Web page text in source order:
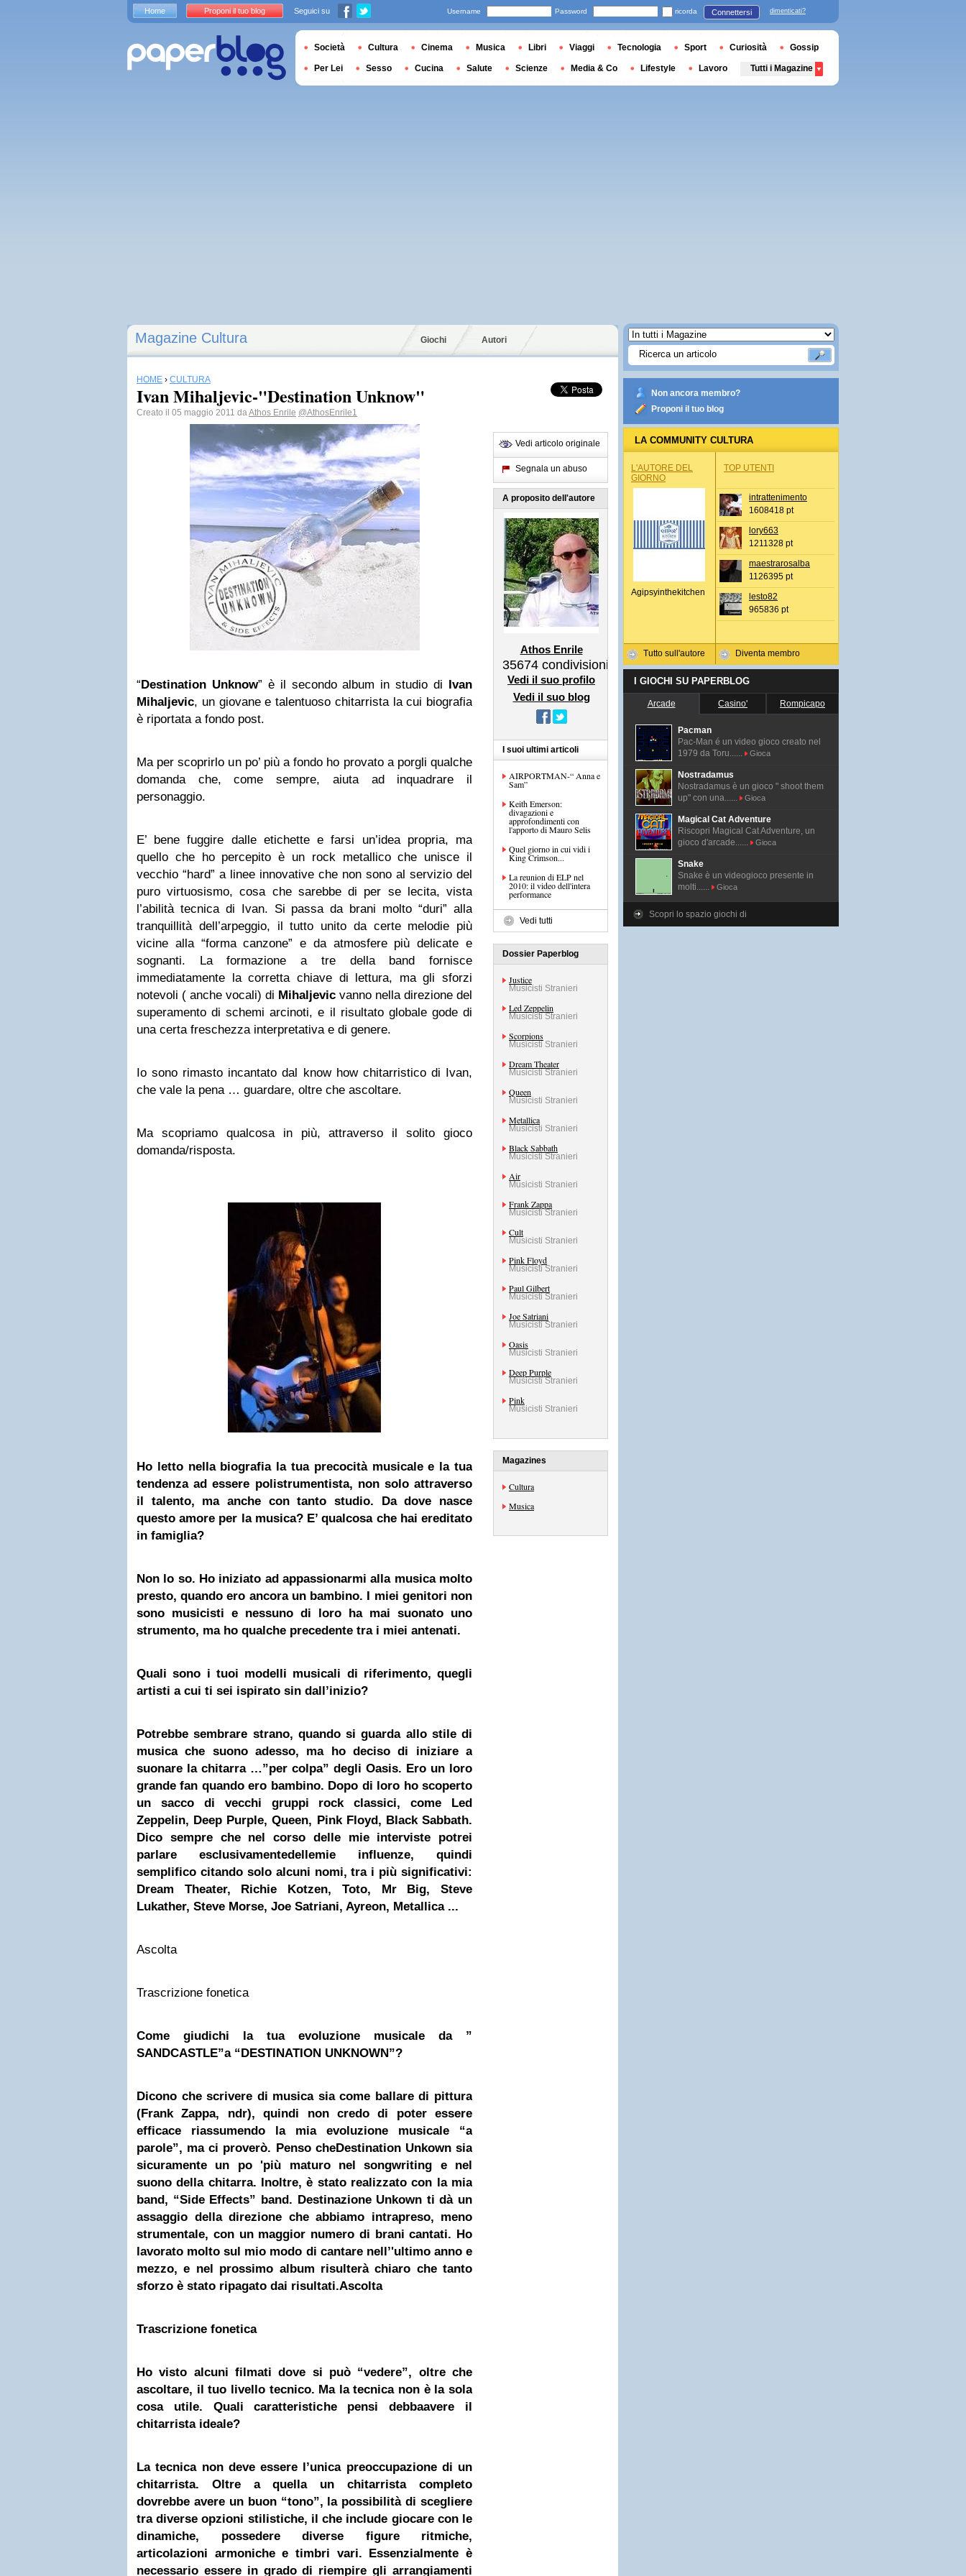
Magazine Cultura Giochi Autori
HOME › CULTURA
Ivan Mihaljevic-"Destination Unknow"
Creato il 05 maggio 2011 daAthos Enrile @AthosEnrile1
“Destination Unknow” è il secondo album in studio di Ivan
Mihaljevic, un giovane e talentuoso chitarrista la cui biografia
è riportata a fondo post.
Ma per scoprirlo un po’ più a fondo ho provato a porgli qualche
domanda che, come sempre, aiuta ad inquadrare il
personaggio.
E’ bene fuggire dalle etichette e farsi un’idea propria, ma
quello che ho percepito è un rock metallico che unisce il
vecchio “hard” a linee innovative che non sono al servizio del
puro virtuosismo, cosa che sarebbe di per se lecita, vista
l’abilità tecnica di Ivan. Si passa da brani molto “duri” alla
tranquillità dell’arpeggio, il tutto unito da certe melodie più
vicine alla “forma canzone” e da atmosfere più delicate e
sognanti. La formazione a tre della band fornisce
immediatamente la corretta chiave di lettura, ma gli sforzi
notevoli ( anche vocali) di Mihaljevic vanno nella direzione del
superamento di schemi arcinoti, e il risultato globale gode di
una certa freschezza interpretativa e di genere.
Io sono rimasto incantato dal know how chitarristico di Ivan,
che vale la pena … guardare, oltre che ascoltare.
Ma scopriamo qualcosa in più, attraverso il solito gioco
domanda/risposta.
Ho letto nella biografia la tua precocità musicale e la tua
tendenza ad essere polistrumentista, non solo attraverso
il talento, ma anche con tanto studio. Da dove nasce
questo amore per la musica? E’ qualcosa che hai ereditato
in famiglia?
Non lo so. Ho iniziato ad appassionarmi alla musica molto
presto, quando ero ancora un bambino. I miei genitori non
sono musicisti e nessuno di loro ha mai suonato uno
strumento, ma ho qualche precedente tra i miei antenati.
Quali sono i tuoi modelli musicali di riferimento, quegli
artisti a cui ti sei ispirato sin dall’inizio?
Potrebbe sembrare strano, quando si guarda allo stile di
musica che suono adesso, ma ho deciso di iniziare a
suonare la chitarra …”per colpa” degli Oasis. Ero un loro
grande fan quando ero bambino. Dopo di loro ho scoperto
un sacco di vecchi gruppi rock classici, come Led
Zeppelin, Deep Purple, Queen, PinkFloyd, Black Sabbath.
Dico sempre che nel corso delle mie interviste potrei
parlare esclusivamentedellemie influenze, quindi
semplifico citando solo alcuni nomi, tra i più significativi:
Dream Theater, Richie Kotzen, Toto, Mr Big, Steve
Lukather, Steve Morse, Joe Satriani, Ayreon, Metallica...
Ascolta
Trascrizione fonetica
Come giudichi la tua evoluzione musicale da ”
SANDCASTLE”a “DESTINATION UNKNOWN”?
Dicono che scrivere di musica sia come ballare di pittura
(Frank Zappa, ndr), quindi non credo di poter essere
efficace riassumendo la mia evoluzione musicale “a
parole”, ma ci proverò. Penso cheDestination Unkown sia
sicuramente un po 'più maturo nel songwriting e nel
suono della chitarra. Inoltre, è stato realizzato con la mia
band, “Side Effects” band. Destinazione Unkown ti dà un
assaggio della direzione che abbiamo intrapreso, meno
strumentale, con un maggior numero di brani cantati. Ho
lavorato molto sul mio modo di cantare nell’'ultimo anno e
mezzo, e nel prossimo album risulterà chiaro che tanto
sforzo è stato ripagato dai risultati.Ascolta
Trascrizione fonetica
Ho visto alcuni filmati dove si può “vedere”, oltre che
ascoltare, il tuo livello tecnico. Ma la tecnica non è la sola
cosa utile. Quali caratteristiche pensi debbaavere il
chitarrista ideale?
La tecnica non deve essere l’unica preoccupazione di un
chitarrista. Oltre a quella un chitarrista completo
dovrebbe avere un buon “tono”, la possibilità di scegliere
tra diverse opzioni stilistiche, il che include giocare con le
dinamiche, possedere diverse figure ritmiche,
articolazioni armoniche e timbri vari. Essenzialmente è
necessario essere in grado di riempire gli arrangiamenti
Vedi articolo originale
Segnala un abuso
A proposito dell'autore
Athos Enrile
35674 condivisioni
Vedi il suo profilo
Vedi il suo blog
I suoi ultimi articoli
AIRPORTMAN-“ Anna e
Sam”
Keith Emerson:
divagazioni e
approfondimenti con
l'apporto di Mauro Selis
Quel giorno in cui vidi i
King Crimson...
La reunion di ELP nel
2010: il video dell'intera
performance
Vedi tutti
Dossier Paperblog
Justice
Musicisti Stranieri
Led Zeppelin
Musicisti Stranieri
Scorpions
Musicisti Stranieri
Dream Theater
Musicisti Stranieri
Queen
Musicisti Stranieri
Metallica
Musicisti Stranieri
Black Sabbath
Musicisti Stranieri
Air
Musicisti Stranieri
Frank Zappa
Musicisti Stranieri
Cult
Musicisti Stranieri
Pink Floyd
Musicisti Stranieri
Paul Gilbert
Musicisti Stranieri
Joe Satriani
Musicisti Stranieri
Oasis
Musicisti Stranieri
Deep Purple
Musicisti Stranieri
Pink
Musicisti Stranieri
Magazines
Cultura
Musica
Non ancora membro?
Proponi il tuo blog
LA COMMUNITY CULTURA
L'AUTORE DEL
GIORNO
Agipsyinthekitchen
Tutto sull'autore
TOP UTENTI
intrattenimento
1608418 pt
lory663
1211328 pt
maestrarosalba
1126395 pt
lesto82
965836 pt
Diventa membro
I GIOCHI SU PAPERBLOG
Arcade Casino' Rompicapo
Pacman
Pac-Man é un video gioco creato nel
1979 da Toru......
Gioca
Nostradamus
Nostradamus è un gioco " shoot them
up" con una......
Gioca
Magical Cat Adventure
Riscopri Magical Cat Adventure, un
gioco d'arcade......
Gioca
Snake
Snake è un videogioco presente in
molti......
Gioca
Scopri lo spazio giochi di
Home Proponi il tuo blog Seguici su Username Password ricorda Connettersi dimenticati?
Società Cultura Cinema Musica Libri Viaggi Tecnologia Sport Curiosità Gossip
Per Lei Sesso Cucina Salute Scienze Media & Co Lifestyle Lavoro Tutti i Magazine